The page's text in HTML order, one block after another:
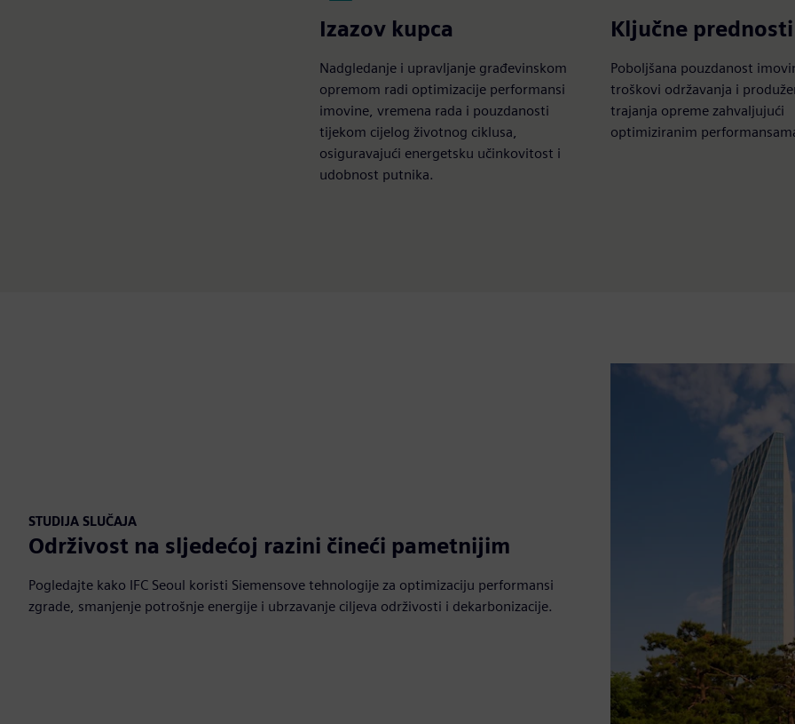
Izazov kupca
Nadgledanje i upravljanje građevinskom
opremom radi optimizacije performansi
imovine, vremena rada i pouzdanosti
tijekom cijelog životnog ciklusa,
osiguravajući energetsku učinkovitost i
udobnost putnika.
Ključne prednosti
Poboljšana pouzdanost
troškovi održavanja i
trajanja opreme zahvaljujući
optimiziranim
STUDIJA SLUČAJA
Održivost na sljedećoj razini čineći pametnijim
Pogledajte kako IFC Seoul koristi Siemensove tehnologije za optimizaciju performansi
zgrade, smanjenje potrošnje energije i ubrzavanje ciljeva održivosti i dekarbonizacije.